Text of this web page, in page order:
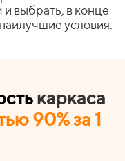
выбрать, в конце
условия.
каркаса
90% за 1